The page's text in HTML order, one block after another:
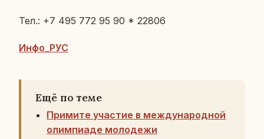
Тел.: +7 495 772 95 90 * 22806
Инфо_РУС
Ещё по теме
Примите участие в международной
олимпиаде молодежи